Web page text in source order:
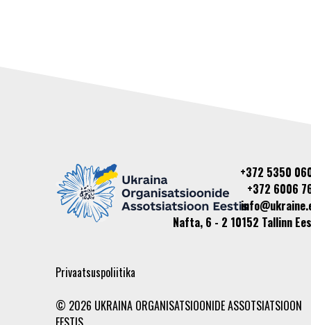
+372 5350
+372 6006
Nafta, 6 - 2 10152 Tallinn
Privaatsuspoliitika
© 2026 UKRAINA ORGANISATSIOONIDE ASSOTSIATSIOON